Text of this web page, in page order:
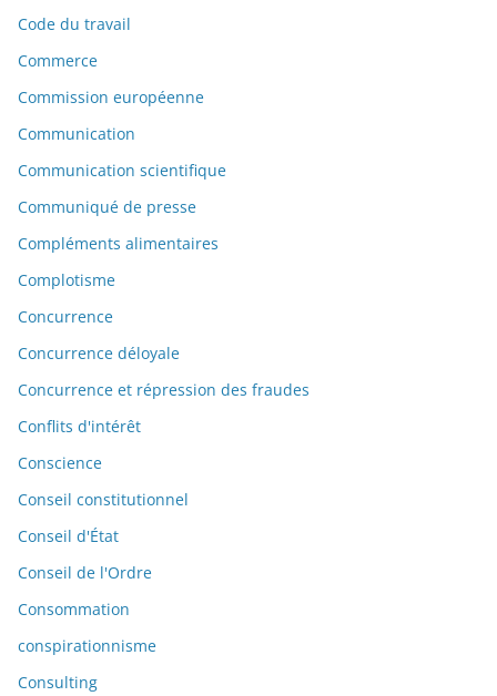
Code du travail
Commerce
Commission européenne
Communication
Communication scientifique
Communiqué de presse
Compléments alimentaires
Complotisme
Concurrence
Concurrence déloyale
Concurrence et répression des fraudes
Conflits d'intérêt
Conscience
Conseil constitutionnel
Conseil d'État
Conseil de l'Ordre
Consommation
conspirationnisme
Consulting